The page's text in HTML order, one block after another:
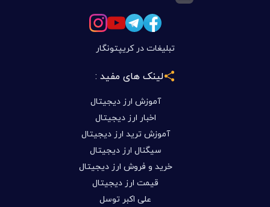
تبلیغات در کریپتونگار
لینک های مفید :
آموزش ارز دیجیتال
اخبار ارز دیجیتال
آموزش ترید ارز دیجیتال
سیگنال ارز دیجیتال
خرید و فروش ارز دیجیتال
قیمت ارز دیجیتال
علی اکبر توسل